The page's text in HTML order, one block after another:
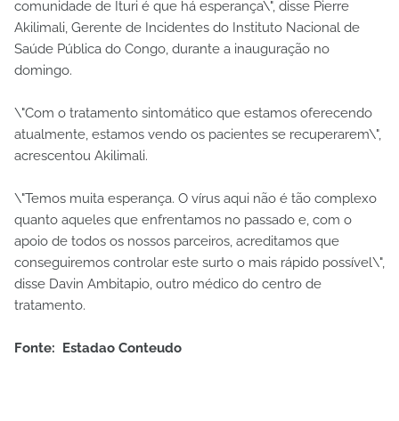
comunidade de Ituri é que há esperança\", disse Pierre
Akilimali, Gerente de Incidentes do Instituto Nacional de
Saúde Pública do Congo, durante a inauguração no
domingo.
\"Com o tratamento sintomático que estamos oferecendo
atualmente, estamos vendo os pacientes se recuperarem\",
acrescentou Akilimali.
\"Temos muita esperança. O vírus aqui não é tão complexo
quanto aqueles que enfrentamos no passado e, com o
apoio de todos os nossos parceiros, acreditamos que
conseguiremos controlar este surto o mais rápido possível\",
disse Davin Ambitapio, outro médico do centro de
tratamento.
Fonte: Estadao Conteudo